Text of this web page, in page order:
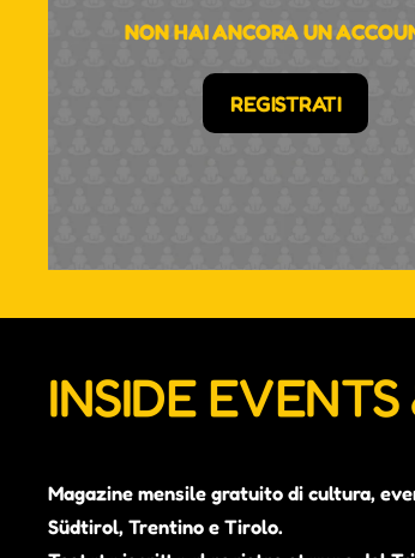
NON HAI ANCORA UN
REGISTRATI
INSIDE
Magazine mensile gratuito di cultura,
Südtirol, Trentino e Tirolo.